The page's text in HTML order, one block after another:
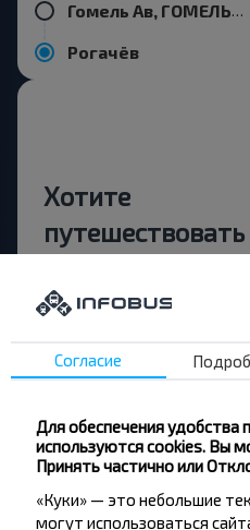
Гомель Ав, ГОМЕЛЬ ГОМЕЛЬСКАЯ ОБЛ. Беларусь
Рогачёв
Хотите
путешествовать
Не пропусти
другие интересные
Подпишись на
путешествуй с нами
Согласие
Для обеспечения удобства
используются cookies. Вы
Принять частично или
«Куки» — это небольшие
могут использоваться